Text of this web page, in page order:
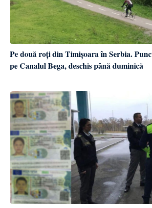
Pe două roți din Timișoara în Serbia.
pe Canalul Bega, deschis până duminică